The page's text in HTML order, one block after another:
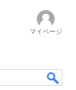
マイページ